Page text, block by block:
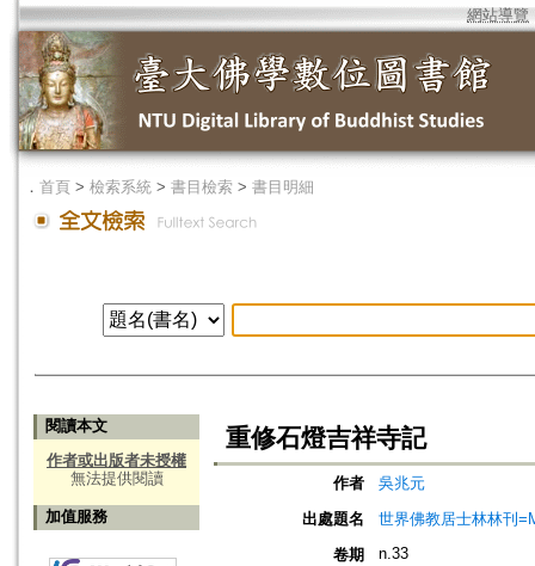
網站導覽
． 首頁 > 檢索系統 > 書目檢索 > 書目明細
閱讀本文
作者或出版者未授權
無法提供閱讀
加值服務
重修石燈吉祥寺記
作者
吳兆元
出處題名
世界佛教居士林林刊
卷期
n.33